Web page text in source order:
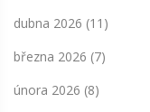
dubna 2026 (11)
března 2026 (7)
února 2026 (8)